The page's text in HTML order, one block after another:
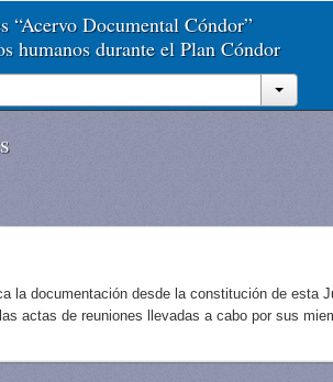
“Acervo Documental Cóndor”
humanos durante el Plan Cóndor
la documentación desde la constitución de esta
actas de reuniones llevadas a cabo por sus